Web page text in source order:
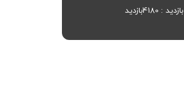
بازدید
4180بازدید